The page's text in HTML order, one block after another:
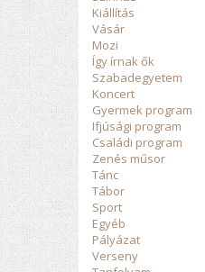
Kiállítás
Vásár
Mozi
Így írnak ők
Szabadegyetem
Koncert
Gyermek program
Ifjúsági program
Családi program
Zenés műsor
Tánc
Tábor
Sport
Egyéb
Pályázat
Verseny